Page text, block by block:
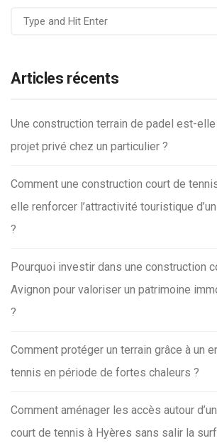
Articles récents
Une construction terrain de padel est-elle
projet privé chez un particulier ?
Comment une construction court de
elle renforcer l’attractivité touristique
?
Pourquoi investir dans une construction
Avignon pour valoriser un patrimoine
?
Comment protéger un terrain grâce à un
tennis en période de fortes chaleurs ?
Comment aménager les accès autour
court de tennis à Hyères sans salir la